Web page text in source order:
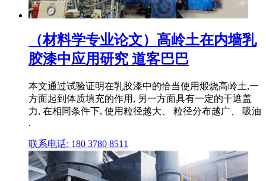
（材料学专业论文）高岭土在内墙乳
胶漆中应用研究 道客巴巴
本文通过试验证明在乳胶漆中的恰当使用煅烧高岭土,一
方面起到体质填充的作用, 另一方面具有一定的干遮盖
力, 在相同条件下, 使用粒径越大、 粒径分布越广、 吸油
.
联系电话: 180 3780 8511